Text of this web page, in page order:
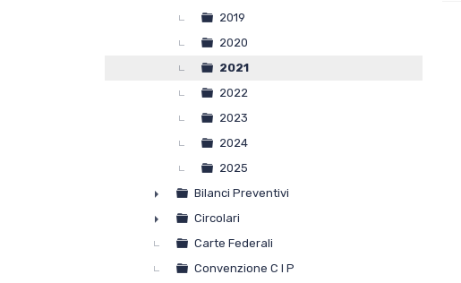
Documenti
Tesseramento e Affiliazione
Federazione Trasparente
Contatti
2019
2020
2021
2022
2023
2024
2025
►
Bilanci Preventivi
►
Circolari
Carte Federali
Convenzione C I P